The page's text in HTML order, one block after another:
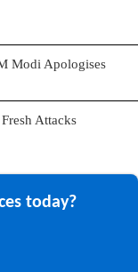
Modi Apologises
Attacks
today?